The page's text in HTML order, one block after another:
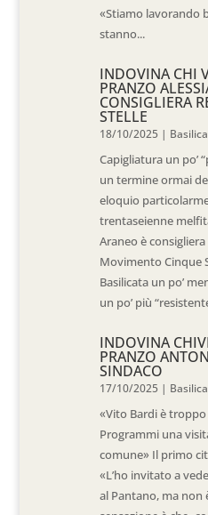
«Stiamo lavorando
stanno...
INDOVINA CHI
PRANZO
CONSIGLIERA
STELLE
18/10/2025 |
Capigliatura un po’
un termine ormai
eloquio
trentaseienne
Araneo è
Movimento Cinque
Basilicata un po’
un po’ più
INDOVINA
PRANZO
SINDACO
17/10/2025 |
«Vito Bardi è troppo
Programmi una
comune» Il primo
«L’ho invitato a
al Pantano, ma non